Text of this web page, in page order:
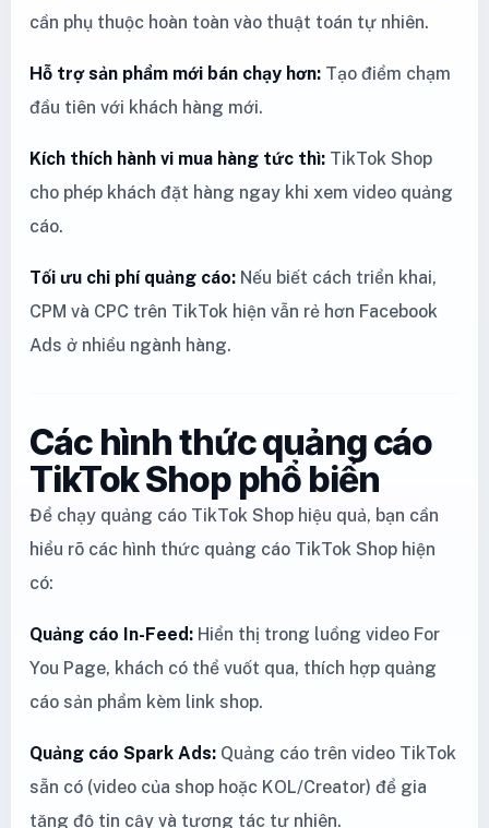
cần phụ thuộc hoàn toàn vào thuật toán tự nhiên.
Hỗ trợ sản phẩm mới bán chạy hơn: Tạo điểm chạm
đầu tiên với khách hàng mới.
Kích thích hành vi mua hàng tức thì: TikTok Shop
cho phép khách đặt hàng ngay khi xem video quảng
cáo.
Tối ưu chi phí quảng cáo: Nếu biết cách triển khai,
CPM và CPC trên TikTok hiện vẫn rẻ hơn Facebook
Ads ở nhiều ngành hàng.
Các hình thức quảng cáo
TikTok Shop phổ biến
Để chạy quảng cáo TikTok Shop hiệu quả, bạn cần
hiểu rõ các hình thức quảng cáo TikTok Shop hiện
có:
Quảng cáo In-Feed: Hiển thị trong luồng video For
You Page, khách có thể vuốt qua, thích hợp quảng
cáo sản phẩm kèm link shop.
Quảng cáo Spark Ads: Quảng cáo trên video TikTok
sẵn có (video của shop hoặc KOL/Creator) để gia
tăng độ tin cậy và tương tác tự nhiên.